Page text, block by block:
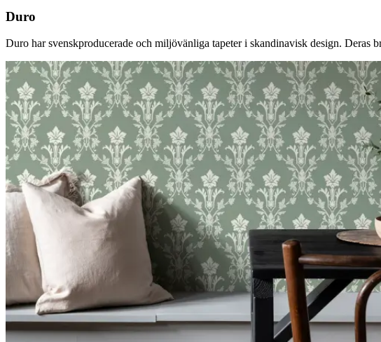
Duro
Duro har svenskproducerade och miljövänliga tapeter i skandinavisk design. Deras